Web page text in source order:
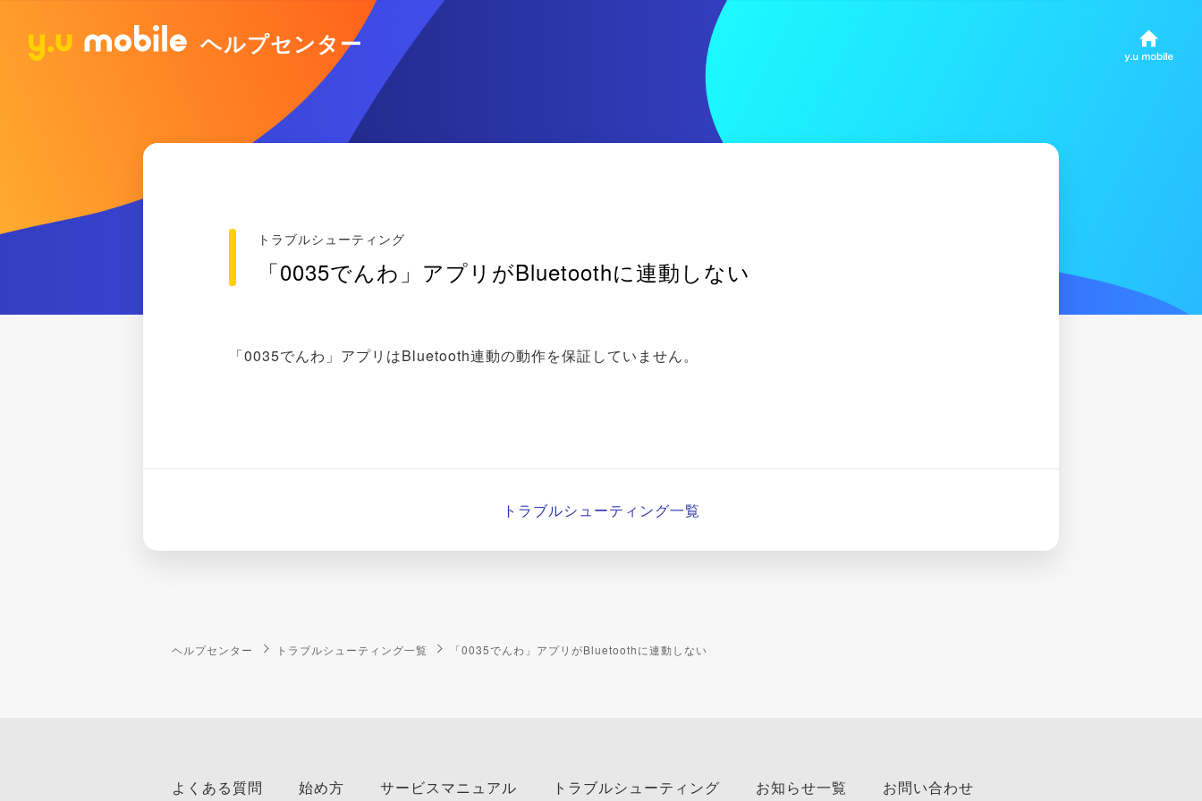
ヘルプセンター
トラブルシューティング
「0035でんわ」アプリがBluetoothに連動しない
「0035でんわ」アプリはBluetooth連動の動作を保証していません。
トラブルシューティング一覧
ヘルプセンター トラブルシューティング一覧 「0035でんわ」アプリがBluetoothに連動しない
よくある質問 始め方 サービスマニュアル トラブルシューティング お知らせ一覧 お問い合わせ